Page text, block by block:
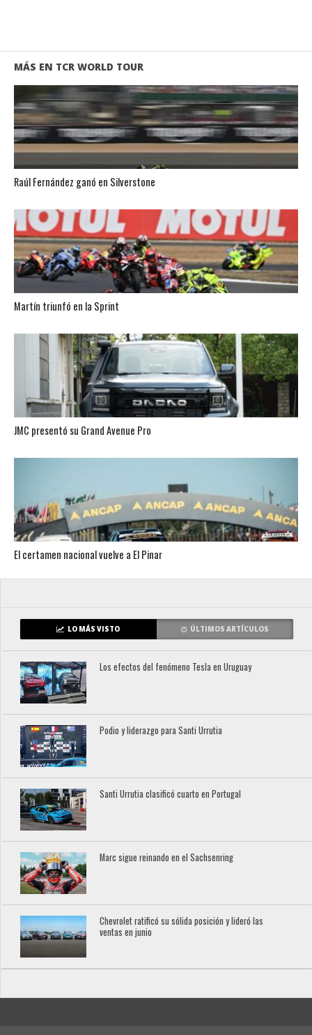
MÁS EN TCR WORLD TOUR
Raúl Fernández ganó en Silverstone
Martín triunfó en la Sprint
JMC presentó su Grand Avenue Pro
El certamen nacional vuelve a El Pinar
LO MÁS VISTO ÚLTIMOS ARTÍCULOS
Los efectos del fenómeno Tesla en Uruguay
Podio y liderazgo para Santi Urrutia
Santi Urrutia clasificó cuarto en Portugal
Marc sigue reinando en el Sachsenring
Chevrolet ratificó su sólida posición y lideró las
ventas en junio